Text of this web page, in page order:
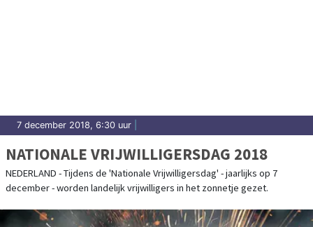
7 december 2018, 6:30 uur
NATIONALE VRIJWILLIGERSDAG 2018
NEDERLAND - Tijdens de 'Nationale Vrijwilligersdag' - jaarlijks op 7
december - worden landelijk vrijwilligers in het zonnetje gezet.